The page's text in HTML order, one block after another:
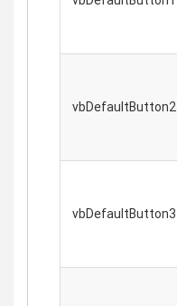
vbDefaultButton2
vbDefaultButton3